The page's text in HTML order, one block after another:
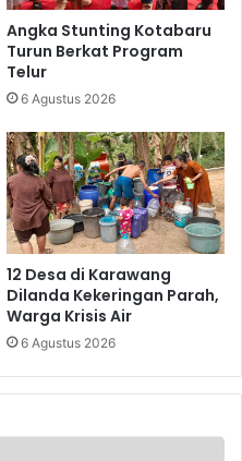
Angka Stunting Kotabaru
Turun Berkat Program
Telur
6 Agustus 2026
12 Desa di Karawang
Dilanda Kekeringan Parah,
Warga Krisis Air
6 Agustus 2026